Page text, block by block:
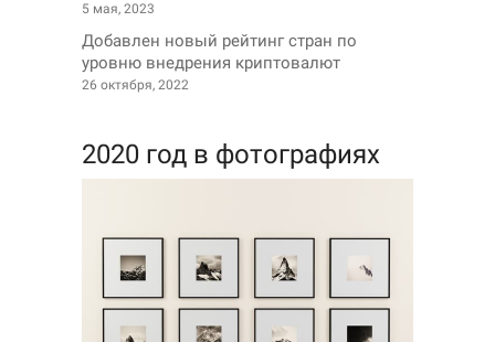
5 мая, 2023
Добавлен новый рейтинг стран по
уровню внедрения криптовалют
26 октября, 2022
2020 год в фотографиях